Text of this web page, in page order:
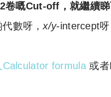
p
y
n
k
卷嘅Cut-off，就繼續
代數呀，x/y-intercept
Calculator formula或者